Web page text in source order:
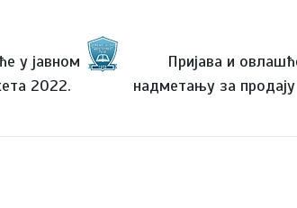
у јавном
2022.
Пријава и
надметању за